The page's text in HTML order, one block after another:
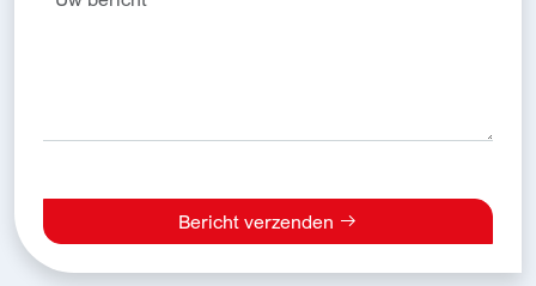
Bericht verzenden
Alternative: